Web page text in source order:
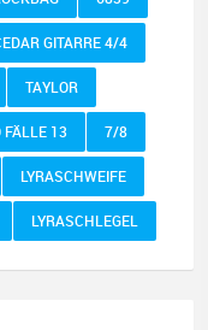
GITARRE 4/4
TAYLOR
FÄLLE 13 7/8
LYRASCHWEIFE
LYRASCHLEGEL